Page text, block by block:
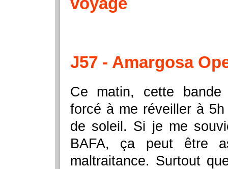
J57 - Amargosa
Ce matin, cette
forcé à me réveiller à
de soleil. Si je me
BAFA, ça peut être
maltraitance. Surtout